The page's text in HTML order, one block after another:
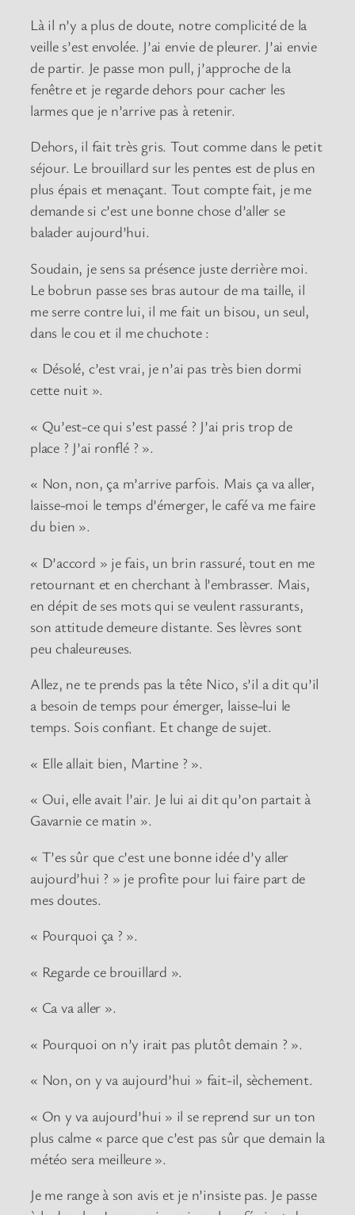
Là il n’y a plus de doute, notre complicité de la
veille s’est envolée. J’ai envie de pleurer. J’ai envie
de partir. Je passe mon pull, j’approche de la
fenêtre et je regarde dehors pour cacher les
larmes que je n’arrive pas à retenir.
Dehors, il fait très gris. Tout comme dans le petit
séjour. Le brouillard sur les pentes est de plus en
plus épais et menaçant. Tout compte fait, je me
demande si c’est une bonne chose d’aller se
balader aujourd’hui.
Soudain, je sens sa présence juste derrière moi.
Le bobrun passe ses bras autour de ma taille, il
me serre contre lui, il me fait un bisou, un seul,
dans le cou et il me chuchote :
« Désolé, c’est vrai, je n’ai pas très bien dormi
cette nuit ».
« Qu’est-ce qui s’est passé ? J’ai pris trop de
place ? J’ai ronflé ? ».
« Non, non, ça m’arrive parfois. Mais ça va aller,
laisse-moi le temps d’émerger, le café va me faire
du bien ».
« D’accord » je fais, un brin rassuré, tout en me
retournant et en cherchant à l’embrasser. Mais,
en dépit de ses mots qui se veulent rassurants,
son attitude demeure distante. Ses lèvres sont
peu chaleureuses.
Allez, ne te prends pas la tête Nico, s’il a dit qu’il
a besoin de temps pour émerger, laisse-lui le
temps. Sois confiant. Et change de sujet.
« Elle allait bien, Martine ? ».
« Oui, elle avait l’air. Je lui ai dit qu’on partait à
Gavarnie ce matin ».
« T’es sûr que c’est une bonne idée d’y aller
aujourd’hui ? » je profite pour lui faire part de
mes doutes.
« Pourquoi ça ? ».
« Regarde ce brouillard ».
« Ca va aller ».
« Pourquoi on n’y irait pas plutôt demain ? ».
« Non, on y va aujourd’hui » fait-il, sèchement.
« On y va aujourd’hui » il se reprend sur un ton
plus calme « parce que c’est pas sûr que demain la
météo sera meilleure ».
Je me range à son avis et je n’insiste pas. Je passe